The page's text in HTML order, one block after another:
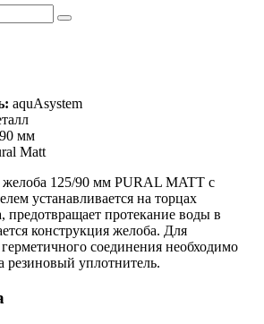
aquAsystem
мм
Matt
желоба 125/90 мм PURAL MATT с
устанавливается на торцах
предотвращает протекание воды в
конструкция желоба. Для
соединения необходимо
резиновый уплотнитель.